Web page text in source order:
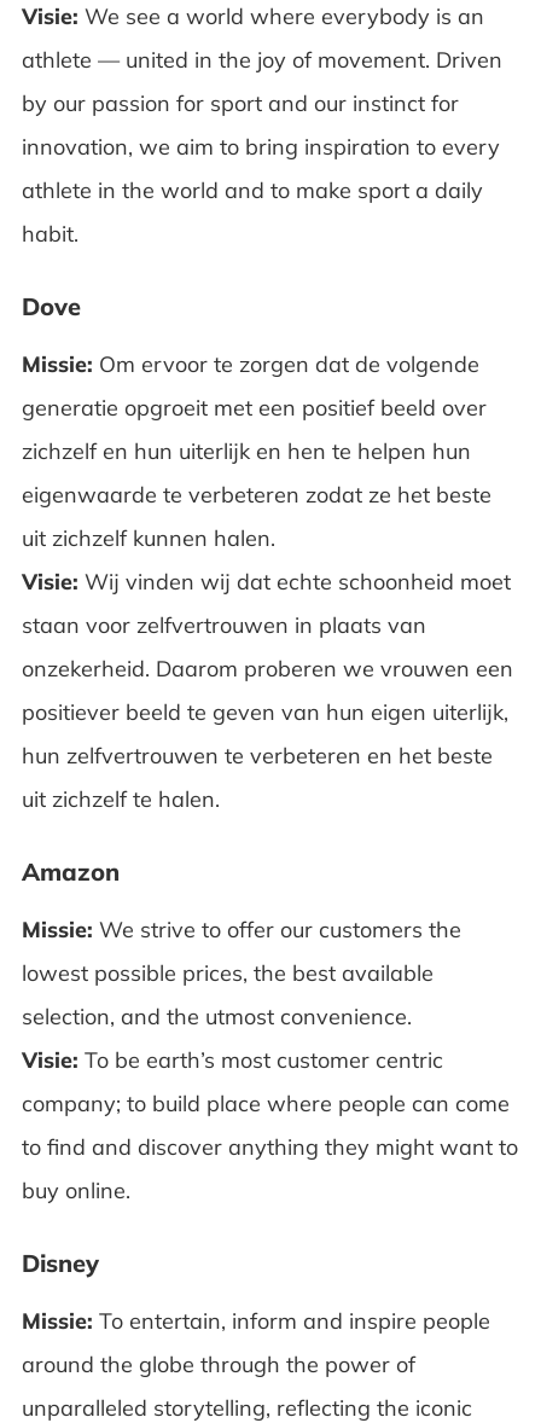
Visie: We see a world where everybody is an
athlete — united in the joy of movement. Driven
by our passion for sport and our instinct for
innovation, we aim to bring inspiration to every
athlete in the world and to make sport a daily
habit.
Dove
Missie: Om ervoor te zorgen dat de volgende
generatie opgroeit met een positief beeld over
zichzelf en hun uiterlijk en hen te helpen hun
eigenwaarde te verbeteren zodat ze het beste
uit zichzelf kunnen halen.
Visie: Wij vinden wij dat echte schoonheid moet
staan voor zelfvertrouwen in plaats van
onzekerheid. Daarom proberen we vrouwen een
positiever beeld te geven van hun eigen uiterlijk,
hun zelfvertrouwen te verbeteren en het beste
uit zichzelf te halen.
Amazon
Missie: We strive to offer our customers the
lowest possible prices, the best available
selection, and the utmost convenience.
Visie: To be earth’s most customer centric
company; to build place where people can come
to find and discover anything they might want to
buy online.
Disney
Missie: To entertain, inform and inspire people
around the globe through the power of
unparalleled storytelling, reflecting the iconic